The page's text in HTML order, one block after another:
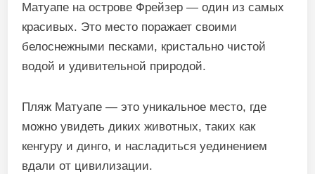
Матуапе на острове Фрейзер — один из самых
красивых. Это место поражает своими
белоснежными песками, кристально чистой
водой и удивительной природой.
Пляж Матуапе — это уникальное место, где
можно увидеть диких животных, таких как
кенгуру и динго, и насладиться уединением
вдали от цивилизации.